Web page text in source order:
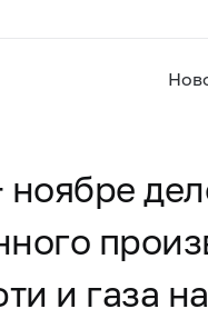
ноябре
и газа